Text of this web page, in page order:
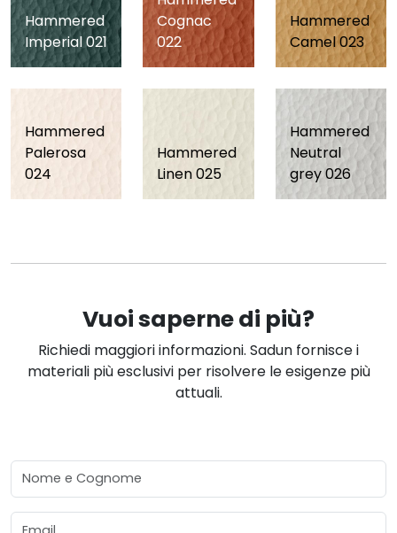
Hammered
Imperial 021
Cognac
022
Hammered
Camel 023
Hammered
Palerosa
024
Hammered
Linen 025
Hammered
Neutral
grey 026
Vuoi saperne di più?
Richiedi maggiori informazioni. Sadun fornisce i
materiali più esclusivi per risolvere le esigenze più
attuali.
Nome e Cognome
Email